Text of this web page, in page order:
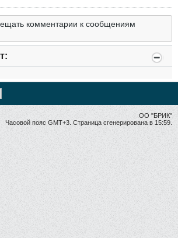
комментарии к сообщениям
ОО "БРИК"
Часовой пояс GMT+3. Страница сгенерирована в 15:59.